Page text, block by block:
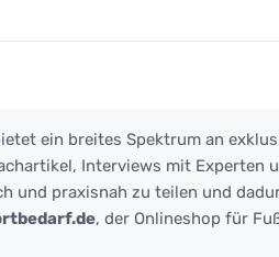
ein breites Spektrum an
Interviews mit
praxisnah zu teilen und
, der Onlineshop für